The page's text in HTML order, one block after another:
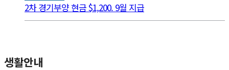
2차 경기부양 현금 $1,200. 9월 지급
생활안내